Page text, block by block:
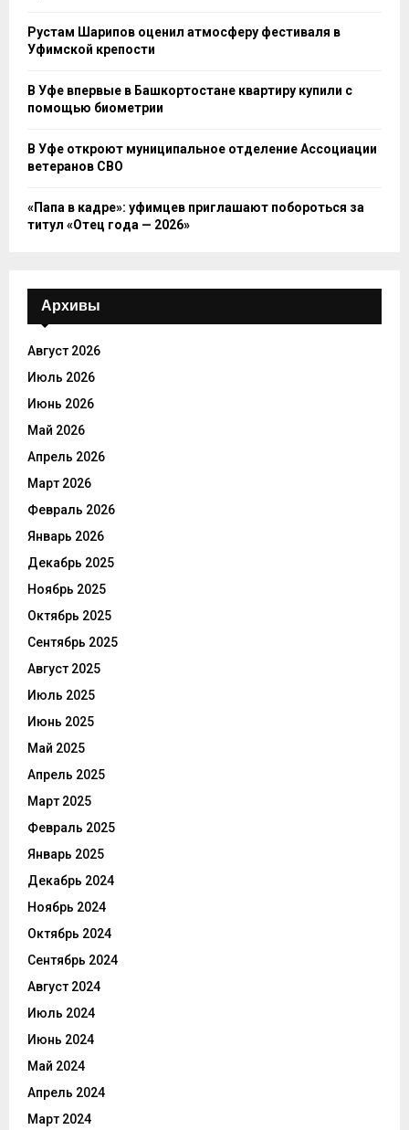
Рустам Шарипов оценил атмосферу фестиваля в
Уфимской крепости
В Уфе впервые в Башкортостане квартиру купили с
помощью биометрии
В Уфе откроют муниципальное отделение Ассоциации
ветеранов СВО
«Папа в кадре»: уфимцев приглашают побороться за
титул «Отец года — 2026»
Архивы
Август 2026
Июль 2026
Июнь 2026
Май 2026
Апрель 2026
Март 2026
Февраль 2026
Январь 2026
Декабрь 2025
Ноябрь 2025
Октябрь 2025
Сентябрь 2025
Август 2025
Июль 2025
Июнь 2025
Май 2025
Апрель 2025
Март 2025
Февраль 2025
Январь 2025
Декабрь 2024
Ноябрь 2024
Октябрь 2024
Сентябрь 2024
Август 2024
Июль 2024
Июнь 2024
Май 2024
Апрель 2024
Март 2024